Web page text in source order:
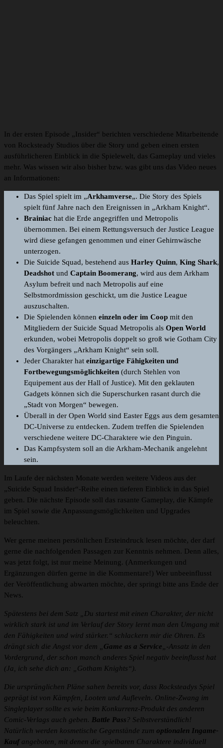
In der ersten Episode „Insider“ berichten verschiedene Mitarbeitende
von Rocksteady Studios über die Story und geben einen ersten
ausführlicheren Einblick in die Spielewelt, das Gameplay und vieles
mehr. Was wissen wir also bisher bzw. was gibt uns das Video neues
an Informationen:
Das Spiel spielt im „Arkhamverse„. Die Story des Spiels
spielt fünf Jahre nach den Ereignissen in „Arkham Knight“.
Brainiac hat die Erde angegriffen und Metropolis
übernommen. Bei einem Rettungsversuch der Justice League
wird diese gefangen genommen und einer Gehirnwäsche
unterzogen.
Die Suicide Squad, bestehend aus Harley Quinn, King Shark,
Deadshot und Captain Boomerang, wird aus dem Arkham
Asylum befreit und nach Metropolis auf eine
Selbstmordmission geschickt, um die Justice League
auszuschalten.
Die Spielenden können einzeln oder im Coop mit den
Mitgliedern der Suicide Squad Metropolis als Open World
erkunden, wobei Metropolis doppelt so groß wie Gotham City
des Vorgängers „Arkham Knight“ sein soll.
Jeder Charakter hat einzigartige Fähigkeiten und
Fortbewegungsmöglichkeiten (durch Stehlen von
Equipement aus der Hall of Justice). Mit den geklauten
Gadgets können sich die Superschurken rasant durch die
„Stadt von Morgen“ bewegen.
Überall in der Open World sind Easter Eggs aus dem gesamten
DC-Universe zu entdecken. Zudem treffen die Spielenden
verschiedene weitere DC-Charaktere wie den Pinguin.
Das Kampfsystem soll an die Arkham-Mechanik angelehnt
sein.
Im Laufe der nächsten Monate werden weitere Videos aus der
„Suicide Squad Insider“-Reihe einen tieferen Einblick in das Spiel
geben. Die nächste Episode soll das rasante Gameplay, die Kämpfe
im Spiel sowie die Anpassungsmöglichkeiten und Upgrades
beleuchten.
Wer gerne meinen persönlichen Ersteindruck lesen möchte, der darf
gerne die nachfolgenden Passagen zur Kenntnis nehmen. Denn alles,
was jetzt folgt, ist nur meine Meinung. (Anmerkungen und
Ergänzungen dürfen gerne in die Kommentare!) Wer unbeeinflusst
der Veröffentlichung abwarten möchte, der springt bitte ans Ende der
News.
Spätestens bei dem Satz „Du startest mit einen Charakter, der nicht
wirklich stark ist und im Verlauf der Story lernt man den Umgang mit
den Fähigkeiten und wird stärker.“ schlackern mir die Ohren. Es
drängt sich die Angst vor dem „Game as a Service„-Ansatz in den
Vordergrund, der schon manch anderes Spiel negativ beeinflusst hat
(Ja, ich sehe dich an: „Gotham Knights“).
Die ursprünglichen Pläne sahen bereits vor, dass Rocksteadys Spiel
geprägt ist von Kämpfen, Looten und Aufleveln. Online-Zwang im
Singleplayer sollte es wie beim Konkurrenz-Produkt des anderen
Comic-Verlags auch geben. Battle Pass ? Selbstverständlich!
Natürlich werden kosmetische Gegenstände zum optionalen Ingame-
Kaufangeboten, mit denen die spielbaren Charaktere individuell